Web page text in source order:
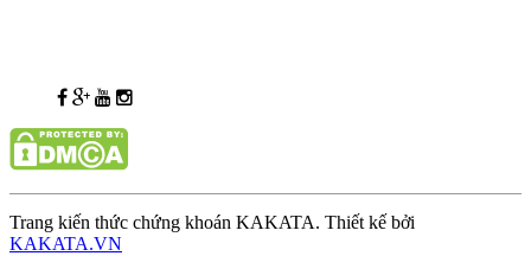
Trang kiến thức chứng khoán KAKATA. Thiết kế bởi
KAKATA.VN